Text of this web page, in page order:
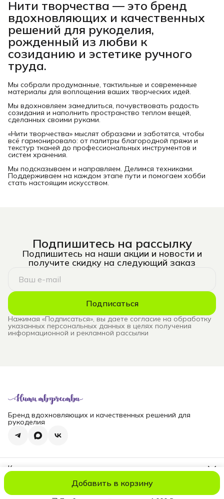
Добавить в корзину
Нити творчества — это бренд
вдохновляющих и качественных
решений для рукоделия,
рожденный из любви к
созиданию и эстетике ручного
труда.
Мы собрали продуманные, тактильные и современные
материалы для воплощения ваших творческих идей.
Мы вдохновляем замедлиться, почувствовать радость
созидания и наполнить пространство теплом вещей,
сделанных своими руками.
«Нити творчества» мыслят образами и заботятся, чтобы
всё гармонировало: от палитры благородной пряжи и
текстур тканей до профессиональных инструментов и
систем хранения.
Мы подсказываем и направляем. Делимся техниками.
Поддерживаем на каждом этапе пути и помогаем хобби
стать настоящим искусством.
Подпишитесь на рассылку
Подпишитесь на наши акции и новости и
получите скидку на следующий заказ
Подписаться
Нажимая «Подписаться», вы даете согласие на обработку
указанных персональных данных в целях получения
информационной и рекламной рассылки
Бренд вдохновляющих и качественных решений для
рукоделия
Контакты
Эл. почта
© niti_liveОплатаДоставкаПравила возвратаРеквизиты